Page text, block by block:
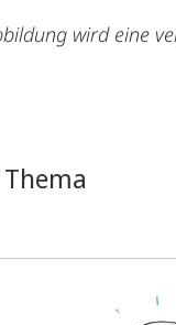
wird eine